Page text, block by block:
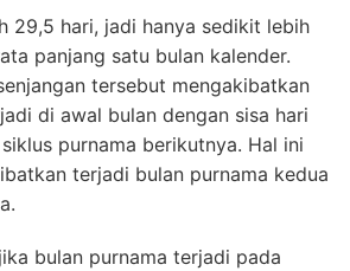
29,5 hari, jadi hanya sedikit lebih
panjang satu bulan kalender.
tersebut mengakibatkan
di awal bulan dengan sisa hari
purnama berikutnya. Hal ini
terjadi bulan purnama kedua
bulan purnama terjadi pada